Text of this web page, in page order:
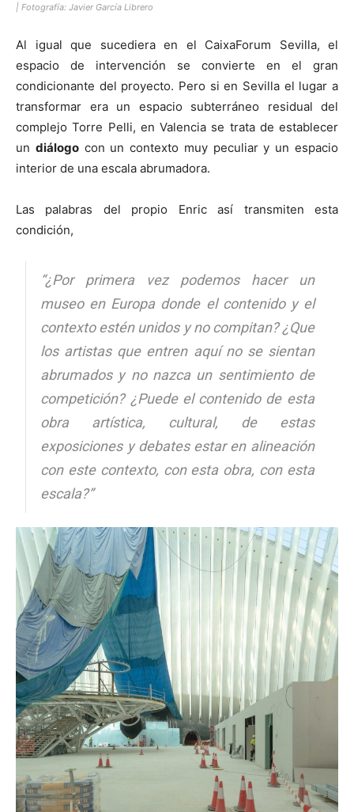
| Fotografía: Javier García Librero
Al igual que sucediera en el CaixaForum Sevilla, el
espacio de intervención se convierte en el gran
condicionante del proyecto. Pero si en Sevilla el lugar a
transformar era un espacio subterráneo residual del
complejo Torre Pelli, en Valencia se trata de establecer
un diálogocon un contexto muy peculiar y un espacio
interior de una escala abrumadora.
Las palabras del propio Enric así transmiten esta
condición,
“¿Por primera vez podemos hacer un
museo en Europa donde el contenido y el
contexto estén unidos y no compitan? ¿Que
los artistas que entren aquí no se sientan
abrumados y no nazca un sentimiento de
competición? ¿Puede el contenido de esta
obra artística, cultural, de estas
exposiciones y debates estar en alineación
con este contexto, con esta obra, con esta
escala?”